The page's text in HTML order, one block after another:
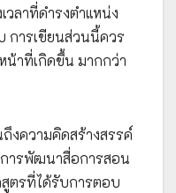
ลาที่ดำรงตำแหน่ง
การเขียนส่วนนี้ควร
น้าที่เกิดขึ้น มากกว่า
งความคิดสร้างสรรค์
ารพัฒนาสื่อการสอน
ตรที่ได้รับการตอบ